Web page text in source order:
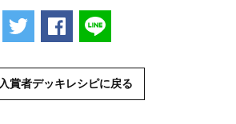
ツイートするFacebookでシェアする
入賞者デッキレシピに戻る